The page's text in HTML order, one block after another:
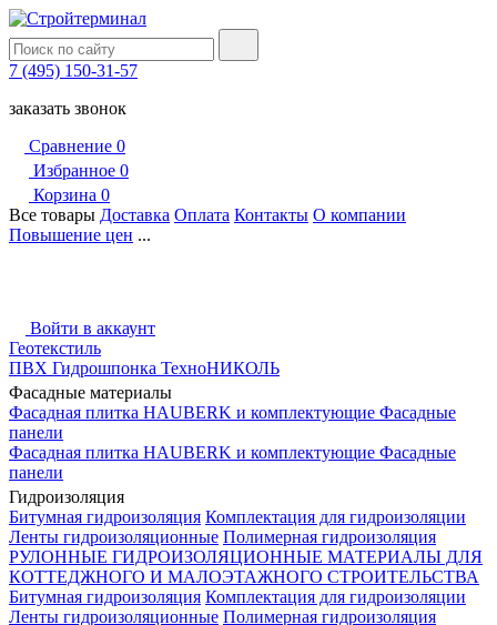
7 (495) 150-31-57
заказать звонок
Сравнение 0
Избранное 0
Корзина 0
Все товары Доставка Оплата Контакты О компании
Повышение цен ...
Войти в аккаунт
Геотекстиль
ПВХ Гидрошпонка ТехноНИКОЛЬ
Фасадные материалы
Фасадная плитка HAUBERK и комплектующие Фасадные
панели
Фасадная плитка HAUBERK и комплектующие Фасадные
панели
Гидроизоляция
Битумная гидроизоляция Комплектация для гидроизоляции
Ленты гидроизоляционные Полимерная гидроизоляция
РУЛОННЫЕ ГИДРОИЗОЛЯЦИОННЫЕ МАТЕРИАЛЫ ДЛЯ
КОТТЕДЖНОГО И МАЛОЭТАЖНОГО СТРОИТЕЛЬСТВА
Битумная гидроизоляция Комплектация для гидроизоляции
Ленты гидроизоляционные Полимерная гидроизоляция